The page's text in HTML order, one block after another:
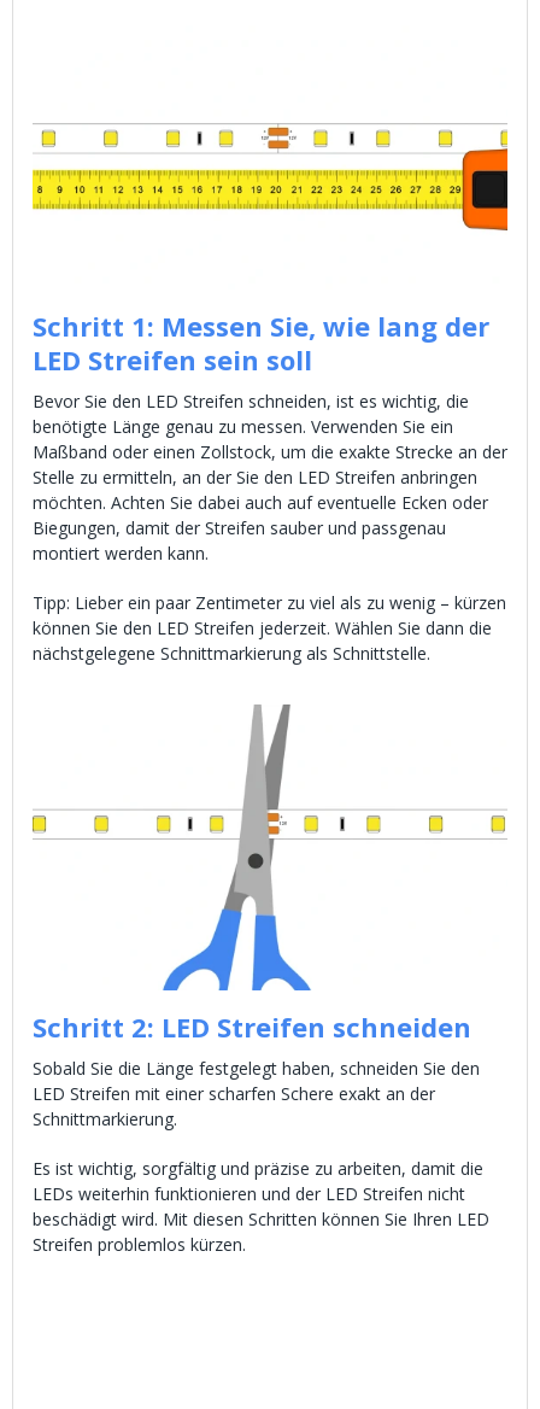
Schritt 1: Messen Sie, wie lang der
LED Streifen sein soll
Bevor Sie den LED Streifen schneiden, ist es wichtig, die
benötigte Länge genau zu messen. Verwenden Sie ein
Maßband oder einen Zollstock, um die exakte Strecke an der
Stelle zu ermitteln, an der Sie den LED Streifen anbringen
möchten. Achten Sie dabei auch auf eventuelle Ecken oder
Biegungen, damit der Streifen sauber und passgenau
montiert werden kann.
Tipp: Lieber ein paar Zentimeter zu viel als zu wenig – kürzen
können Sie den LED Streifen jederzeit. Wählen Sie dann die
nächstgelegene Schnittmarkierung als Schnittstelle.
Schritt 2: LED Streifen schneiden
Sobald Sie die Länge festgelegt haben, schneiden Sie den
LED Streifen mit einer scharfen Schere exakt an der
Schnittmarkierung.
Es ist wichtig, sorgfältig und präzise zu arbeiten, damit die
LEDs weiterhin funktionieren und der LED Streifen nicht
beschädigt wird. Mit diesen Schritten können Sie Ihren LED
Streifen problemlos kürzen.